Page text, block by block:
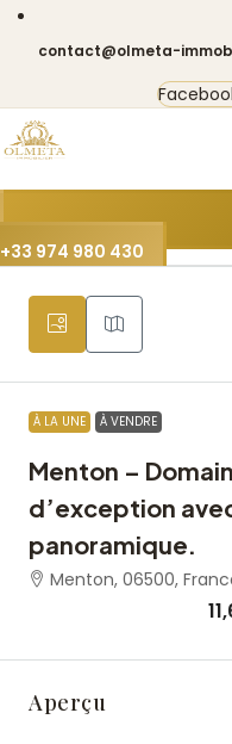
contact@olmeta-
+33 974 980 430
À LA UNE À VENDRE
Menton –
d’exception
panoramique.
Menton, 06500,
Aperçu